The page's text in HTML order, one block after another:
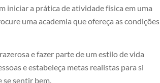
iniciar a prática de atividade física em uma
uma academia que ofereça as condições
e fazer parte de um estilo de vida
e estabeleça metas realistas para si
se sentir bem.